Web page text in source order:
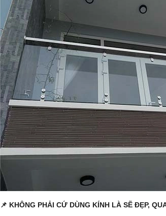
📌 KHÔNG PHẢI CỨ DÙNG KÍNH LÀ SẼ ĐẸP,